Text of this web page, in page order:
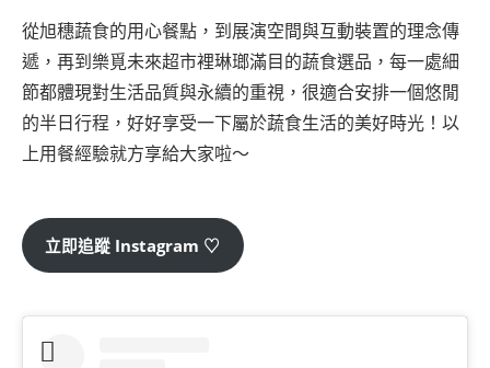
從旭穗蔬食的用心餐點，到展演空間與互動裝置的理念傳
遞，再到樂覓未來超市裡琳瑯滿目的蔬食選品，每一處細
節都體現對生活品質與永續的重視，很適合安排一個悠閒
的半日行程，好好享受一下屬於蔬食生活的美好時光！以
上用餐經驗就方享給大家啦～
立即追蹤 Instagram ♡